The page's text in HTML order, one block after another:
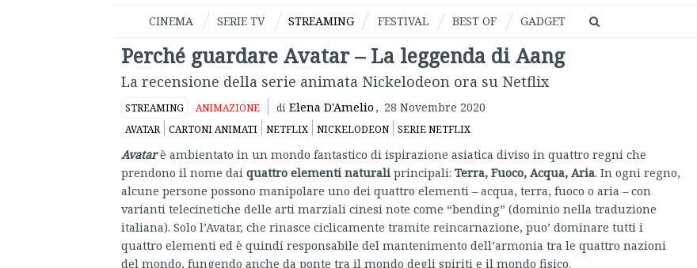
CINEMA SERIE TV STREAMING FESTIVAL BEST OF GADGET
Perché guardare Avatar – La leggenda di Aang
La recensione della serie animata Nickelodeon ora su Netflix
STREAMING ANIMAZIONE di Elena D'Amelio , 28 Novembre 2020
AVATAR CARTONI ANIMATI NETFLIX NICKELODEON SERIE NETFLIX
Avatarè ambientato in un mondo fantastico di ispirazione asiatica diviso in quattro regni che
prendono il nome dai quattro elementi naturaliprincipali: Terra, Fuoco, Acqua, Aria. In ogni regno,
alcune persone possono manipolare uno dei quattro elementi – acqua, terra, fuoco o aria – con
varianti telecinetiche delle arti marziali cinesi note come “bending” (dominio nella traduzione
italiana). Solo l’Avatar, che rinasce ciclicamente tramite reincarnazione, puo’ dominare tutti i
quattro elementi ed è quindi responsabile del mantenimento dell’armonia tra le quattro nazioni
del mondo, fungendo anche da ponte tra il mondo degli spiriti e il mondo fisico.